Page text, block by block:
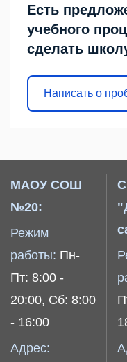
Есть
учебного
сделать
Написать о
МАОУ СОШ
№20:
Режим
работы: Пн-
Пт: 8:00 -
20:00, Сб: 8:00
- 16:00
Адрес: